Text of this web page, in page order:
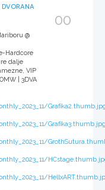
DVORANA
@
Hardcore
dalje
VIP
OMW | 3DVA
00